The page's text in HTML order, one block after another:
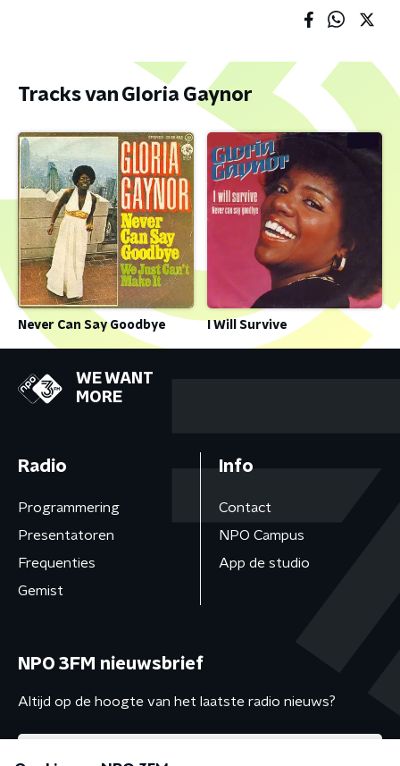
Tracks van Gloria Gaynor
Never Can Say Goodbye I Will Survive
WE WANT
MORE
Radio
Programmering
Presentatoren
Frequenties
Gemist
Info
Contact
NPO Campus
App de studio
NPO 3FM nieuwsbrief
Altijd op de hoogte van het laatste radio nieuws?